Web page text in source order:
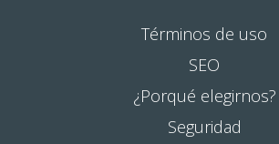
Términos de uso
SEO
¿Porqué elegirnos?
Seguridad